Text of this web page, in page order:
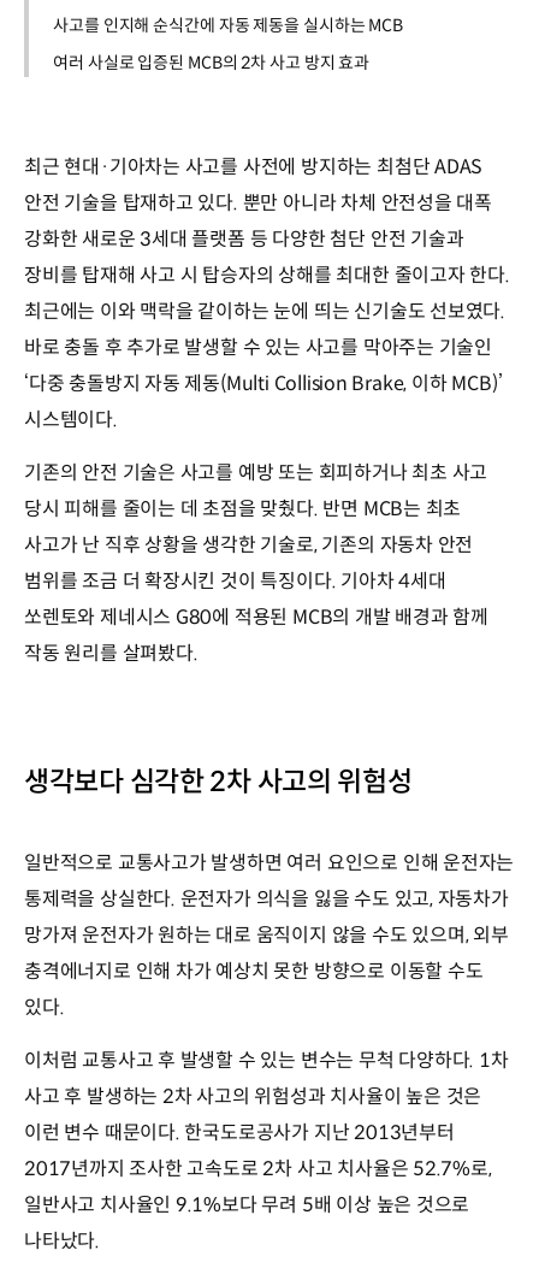
사고를 인지해 순식간에 자동 제동을 실시하는 MCB
여러 사실로 입증된 MCB의 2차 사고 방지 효과
최근 현대·기아차는 사고를 사전에 방지하는 최첨단 ADAS
안전 기술을 탑재하고 있다. 뿐만 아니라 차체 안전성을 대폭
강화한 새로운 3세대 플랫폼 등 다양한 첨단 안전 기술과
장비를 탑재해 사고 시 탑승자의 상해를 최대한 줄이고자 한다.
최근에는 이와 맥락을 같이하는 눈에 띄는 신기술도 선보였다.
바로 충돌 후 추가로 발생할 수 있는 사고를 막아주는 기술인
‘다중 충돌방지 자동 제동(Multi Collision Brake, 이하 MCB)’
시스템이다.
기존의 안전 기술은 사고를 예방 또는 회피하거나 최초 사고
당시 피해를 줄이는 데 초점을 맞췄다. 반면 MCB는 최초
사고가 난 직후 상황을 생각한 기술로, 기존의 자동차 안전
범위를 조금 더 확장시킨 것이 특징이다. 기아차 4세대
쏘렌토와 제네시스 G80에 적용된 MCB의 개발 배경과 함께
작동 원리를 살펴봤다.
생각보다 심각한 2차 사고의 위험성
일반적으로 교통사고가 발생하면 여러 요인으로 인해 운전자는
통제력을 상실한다. 운전자가 의식을 잃을 수도 있고, 자동차가
망가져 운전자가 원하는 대로 움직이지 않을 수도 있으며, 외부
충격에너지로 인해 차가 예상치 못한 방향으로 이동할 수도
있다.
이처럼 교통사고 후 발생할 수 있는 변수는 무척 다양하다. 1차
사고 후 발생하는 2차 사고의 위험성과 치사율이 높은 것은
이런 변수 때문이다. 한국도로공사가 지난 2013년부터
2017년까지 조사한 고속도로 2차 사고 치사율은 52.7%로,
일반사고 치사율인 9.1%보다 무려 5배 이상 높은 것으로
나타났다.